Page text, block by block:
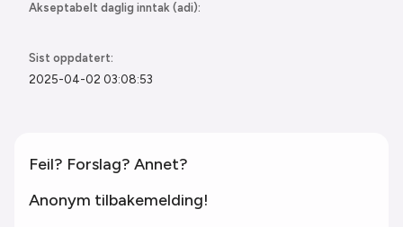
Akseptabelt daglig inntak (adi):
Sist oppdatert:
2025-04-02 03:08:53
Feil? Forslag? Annet?
Anonym tilbakemelding!